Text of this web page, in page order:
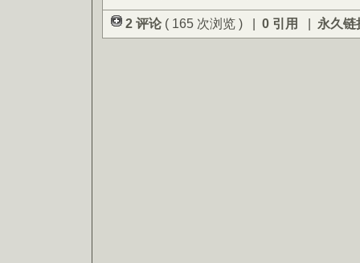
2 评论 ( 165 次浏览 ) | 0 引用 | 永久链